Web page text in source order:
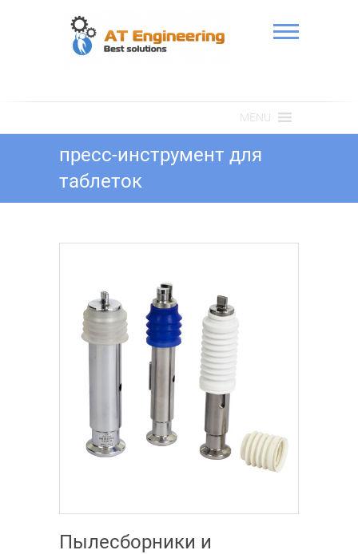
АТ Інженерія MENU
пресс-инструмент для
таблеток
Пылесборники и